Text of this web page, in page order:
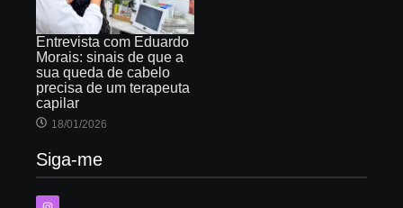
Entrevista com Eduardo
Morais: sinais de que a
sua queda de cabelo
precisa de um terapeuta
capilar
18/01/2026
Siga-me